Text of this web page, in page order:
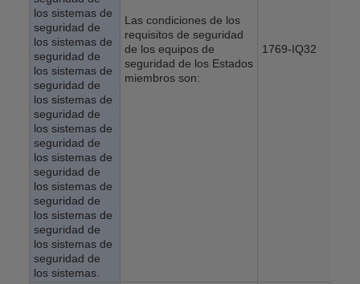
los sistemas de
seguridad de
los sistemas de
seguridad de
los sistemas de
seguridad de
los sistemas de
seguridad de
los sistemas de
seguridad de
los sistemas de
seguridad de
los sistemas de
seguridad de
los sistemas de
seguridad de
los sistemas de
seguridad de
los sistemas.
Las condiciones de los
requisitos de seguridad
de los equipos de
seguridad de los Estados
miembros son:
1769-IQ32